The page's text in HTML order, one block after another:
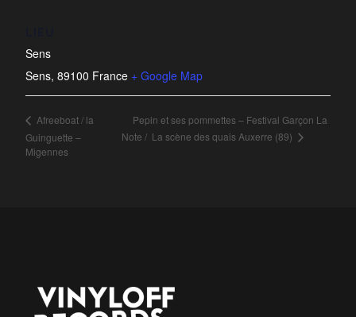
Sens
Sens, 89100 France + Google Map
Afreeboat / la
Guinguette –
Migennes
Pepin et ses pommettes – Festival Garçon La
Note / La scène des quais Auxerre (89)